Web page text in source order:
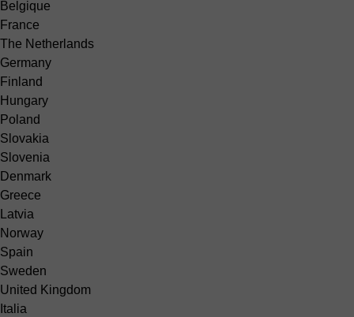
Belgique
France
The Netherlands
Germany
Finland
Hungary
Poland
Slovakia
Slovenia
Denmark
Greece
Latvia
Norway
Spain
Sweden
United Kingdom
Italia